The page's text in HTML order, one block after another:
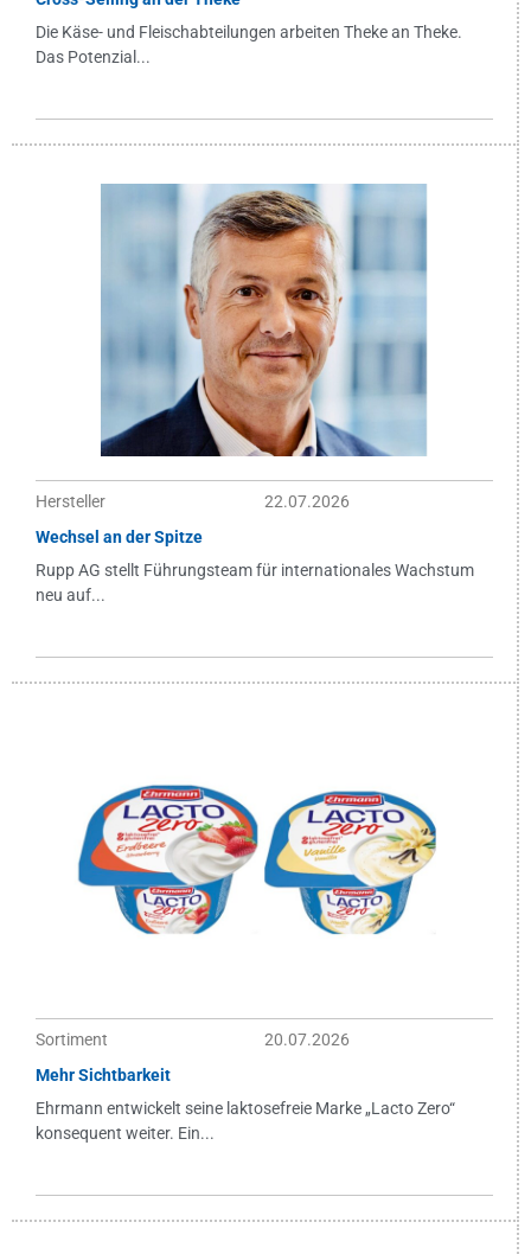
Die Käse- und Fleischabteilungen arbeiten Theke an Theke.
Das Potenzial...
Hersteller
22.07.2026
Wechsel an der Spitze
Rupp AG stellt Führungsteam für internationales Wachstum
neu auf...
Sortiment
20.07.2026
Mehr Sichtbarkeit
Ehrmann entwickelt seine laktosefreie Marke „Lacto Zero“
konsequent weiter. Ein...